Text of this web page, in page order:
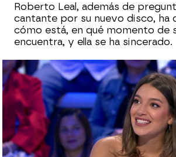
Roberto Leal, además de
cantante por su nuevo disco, ha
cómo está, en qué momento de
encuentra, y ella se ha sincerado.
Alberto Mendo